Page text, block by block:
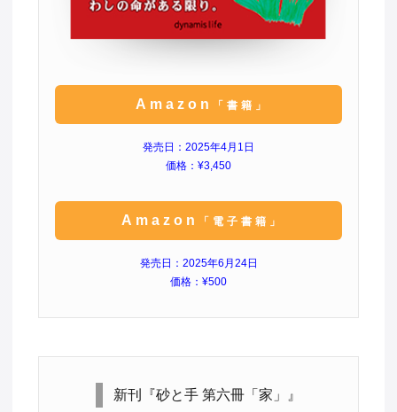
Amazon 「書籍」
発売日：2025年4月1日
価格：¥3,450
Amazon 「電子書籍」
発売日：2025年6月24日
価格：¥500
新刊『砂と手 第六冊「家」』